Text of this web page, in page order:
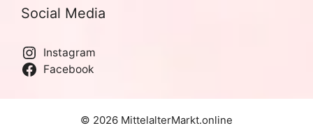
Social Media
Instagram
Facebook
© 2026 MittelalterMarkt.online